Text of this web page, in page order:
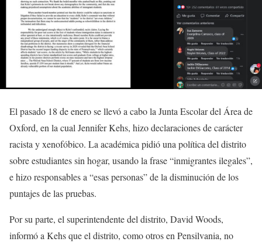
El pasado 18 de enero se llevó a cabo la Junta Escolar del Área de
Oxford, en la cual Jennifer Kehs, hizo declaraciones de carácter
racista y xenofóbico. La académica pidió una política del distrito
sobre estudiantes sin hogar, usando la frase “inmigrantes ilegales”,
e hizo responsables a “esas personas” de la disminución de los
puntajes de las pruebas.
Por su parte, el superintendente del distrito, David Woods,
informó a Kehs que el distrito, como otros en Pensilvania, no